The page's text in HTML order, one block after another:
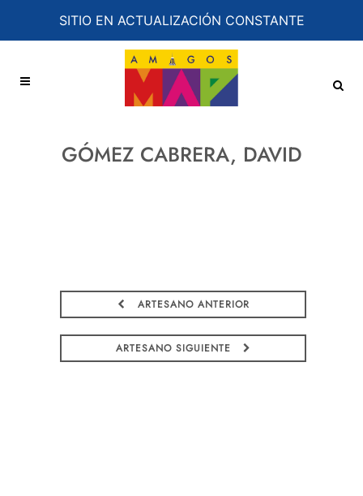
SITIO EN ACTUALIZACIÓN CONSTANTE
GÓMEZ CABRERA, DAVID
ARTESANO ANTERIOR
ARTESANO SIGUIENTE